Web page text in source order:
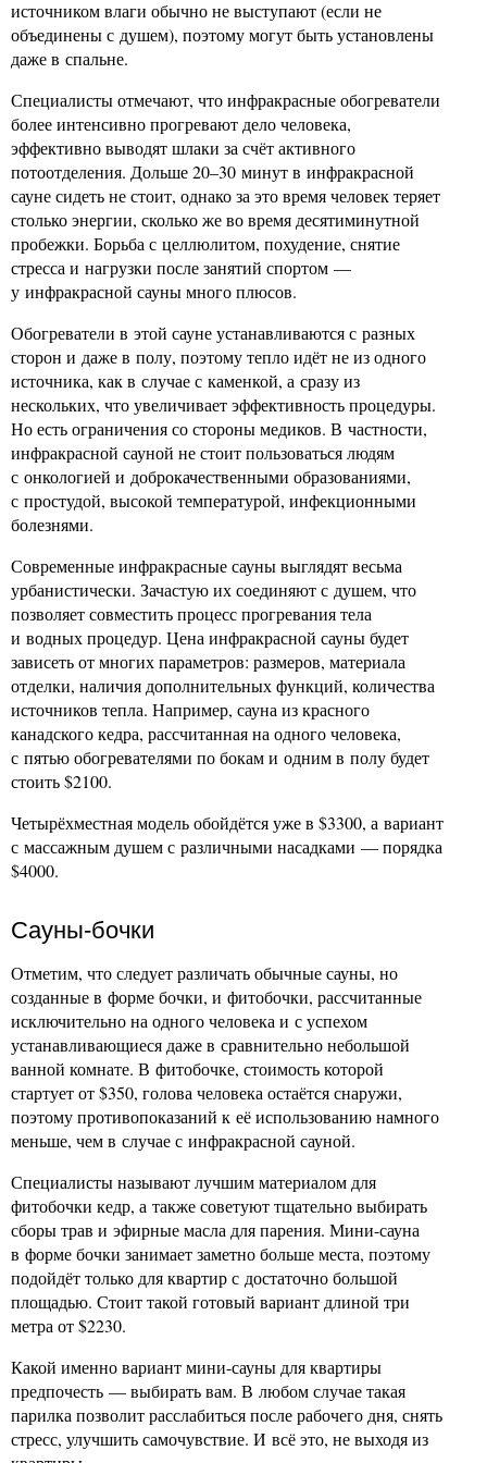
источником влаги обычно не выступают (если не
объединены с душем), поэтому могут быть установлены
даже в спальне.
Специалисты отмечают, что инфракрасные обогреватели
более интенсивно прогревают дело человека,
эффективно выводят шлаки за счёт активного
потоотделения. Дольше 20–30 минут в инфракрасной
сауне сидеть не стоит, однако за это время человек теряет
столько энергии, сколько же во время десятиминутной
пробежки. Борьба с целлюлитом, похудение, снятие
стресса и нагрузки после занятий спортом —
у инфракрасной сауны много плюсов.
Обогреватели в этой сауне устанавливаются с разных
сторон и даже в полу, поэтому тепло идёт не из одного
источника, как в случае с каменкой, а сразу из
нескольких, что увеличивает эффективность процедуры.
Но есть ограничения со стороны медиков. В частности,
инфракрасной сауной не стоит пользоваться людям
с онкологией и доброкачественными образованиями,
с простудой, высокой температурой, инфекционными
болезнями.
Современные инфракрасные сауны выглядят весьма
урбанистически. Зачастую их соединяют с душем, что
позволяет совместить процесс прогревания тела
и водных процедур. Цена инфракрасной сауны будет
зависеть от многих параметров: размеров, материала
отделки, наличия дополнительных функций, количества
источников тепла. Например, сауна из красного
канадского кедра, рассчитанная на одного человека,
с пятью обогревателями по бокам и одним в полу будет
стоить $2100.
Четырёхместная модель обойдётся уже в $3300, а вариант
с массажным душем с различными насадками — порядка
$4000.
Сауны-бочки
Отметим, что следует различать обычные сауны, но
созданные в форме бочки, и фитобочки, рассчитанные
исключительно на одного человека и с успехом
устанавливающиеся даже в сравнительно небольшой
ванной комнате. В фитобочке, стоимость которой
стартует от $350, голова человека остаётся снаружи,
поэтому противопоказаний к её использованию намного
меньше, чем в случае с инфракрасной сауной.
Специалисты называют лучшим материалом для
фитобочки кедр, а также советуют тщательно выбирать
сборы трав и эфирные масла для парения. Мини-сауна
в форме бочки занимает заметно больше места, поэтому
подойдёт только для квартир с достаточно большой
площадью. Стоит такой готовый вариант длиной три
метра от $2230.
Какой именно вариант мини-сауны для квартиры
предпочесть — выбирать вам. В любом случае такая
парилка позволит расслабиться после рабочего дня, снять
стресс, улучшить самочувствие. И всё это, не выходя из